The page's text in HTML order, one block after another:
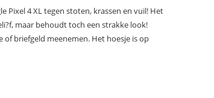
Pixel 4 XL tegen stoten, krassen en vuil! Het
maar behoudt toch een strakke look!
briefgeld meenemen. Het hoesje is op